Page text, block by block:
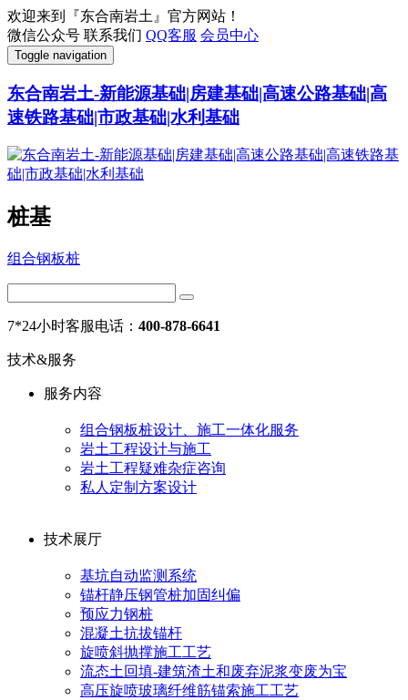
欢迎来到『东合南岩土』官方网站！
微信公众号 联系我们 QQ客服 会员中心
Toggle navigation
东合南岩土-新能源基础|房建基础|高速公路基础|高
速铁路基础|市政基础|水利基础
桩基
组合钢板桩
7*24小时客服电话： 400-878-6641
技术&服务
服务内容
组合钢板桩设计、施工一体化服务
岩土工程设计与施工
岩土工程疑难杂症咨询
私人定制方案设计
技术展厅
基坑自动监测系统
锚杆静压钢管桩加固纠偏
预应力钢桩
混凝土抗拔锚杆
旋喷斜抛撑施工工艺
流态土回填-建筑渣土和废弃泥浆变废为宝
高压旋喷玻璃纤维筋锚索施工工艺